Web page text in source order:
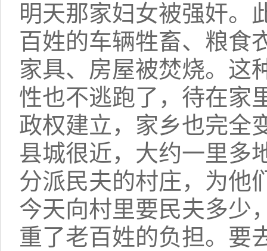
明天那家妇女被强奸。
百姓的车辆牲畜、粮食
家具、房屋被焚烧。这
性也不逃跑了，待在家
政权建立，家乡也完全
县城很近，大约一里多
分派民夫的村庄，为他
今天向村里要民夫多少
重了老百姓的负担。要